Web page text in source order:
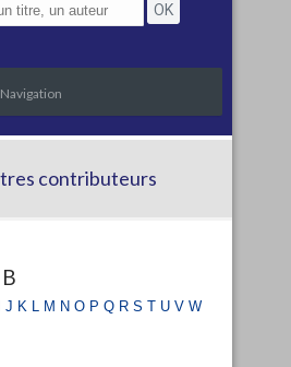
Navigation
contributeurs
j k l m no p q rs t uvw